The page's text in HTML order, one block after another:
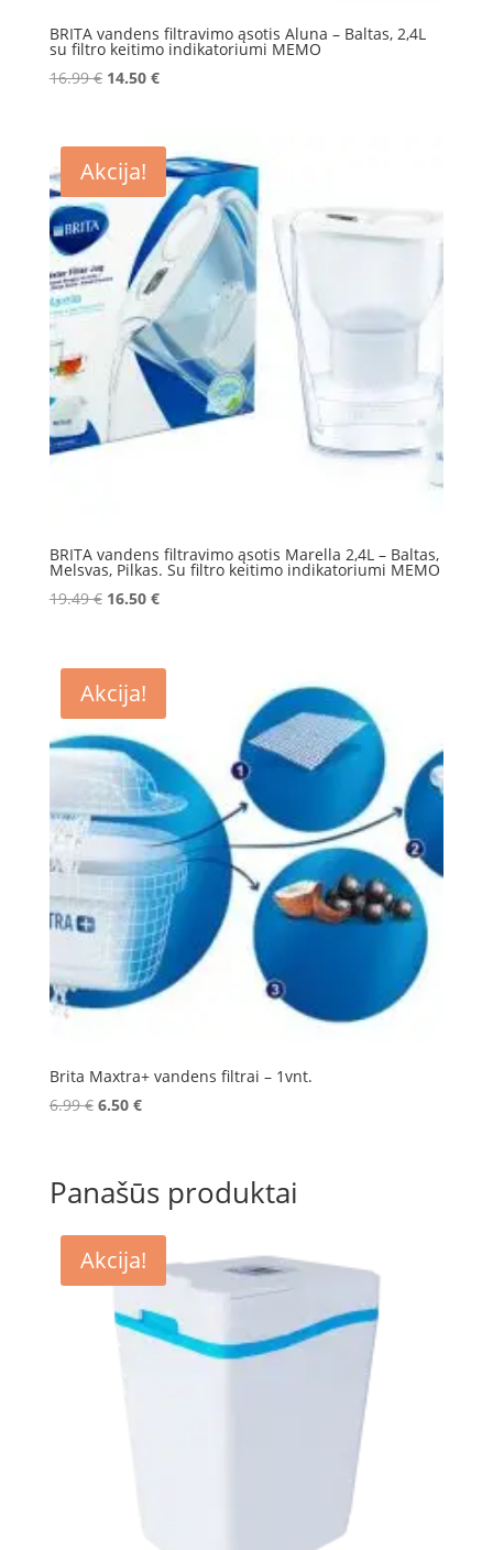
BRITA vandens filtravimo ąsotis Aluna – Baltas, 2,4L
su filtro keitimo indikatoriumi MEMO
16.99€ Original
16.99 €.
14.50 €Current
14.50 €.
Akcija!
BRITA vandens filtravimo ąsotis Marella 2,4L – Baltas,
Melsvas, Pilkas. Su filtro keitimo indikatoriumi MEMO
19.49€ Original
19.49 €.
16.50 €Current
16.50 €.
Akcija!
Brita Maxtra+ vandens filtrai – 1vnt.
6.99€ Original
6.99 €.
6.50 €Current
6.50 €.
Panašūs produktai
Akcija!